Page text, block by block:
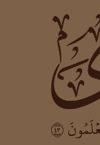
البحث
ذكي